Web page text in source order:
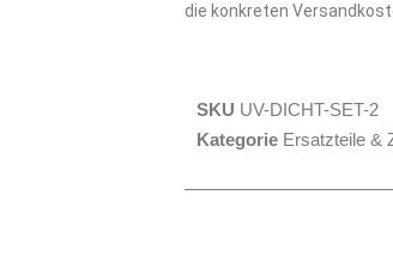
die konkreten
SKU UV-DICHT-SET-2
Kategorie Ersatzteile &